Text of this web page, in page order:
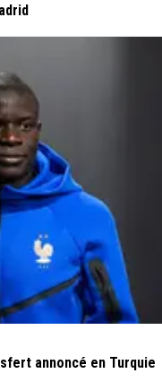
annoncé en Turquie